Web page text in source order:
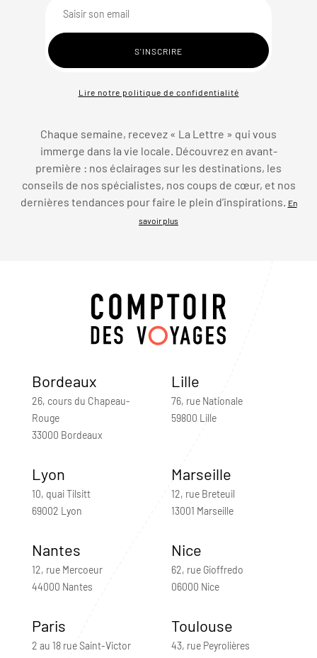
Lire notre politique de confidentialité
Chaque semaine, recevez « La Lettre » qui vous
immerge dans la vie locale. Découvrez en avant-
première : nos éclairages sur les destinations, les
conseils de nos spécialistes, nos coups de cœur, et nos
dernières tendances pour faire le plein d’inspirations.
En
savoir plus
Bordeaux
26, cours du Chapeau-
Rouge
33000 Bordeaux
Lille
76, rue Nationale
59800 Lille
Lyon
10, quai Tilsitt
69002 Lyon
Marseille
12, rue Breteuil
13001 Marseille
Nantes
12, rue Mercoeur
44000 Nantes
Nice
62, rue Gioffredo
06000 Nice
Paris
2 au 18 rue Saint-Victor
Toulouse
43, rue Peyrolières